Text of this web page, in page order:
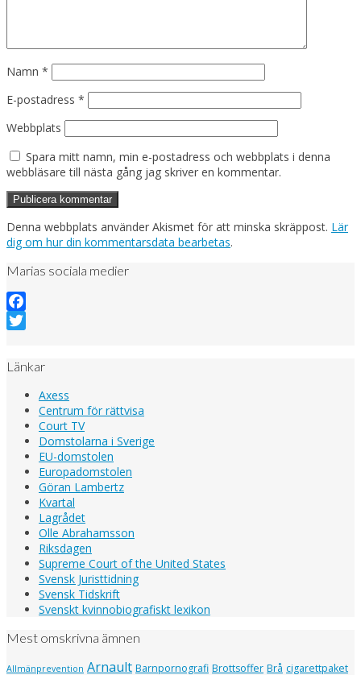
Namn *
E-postadress *
Webbplats
Spara mitt namn, min e-postadress och webbplats i denna
webbläsare till nästa gång jag skriver en kommentar.
Denna webbplats använder Akismet för att minska skräppost. Lär
dig om hur din kommentarsdata bearbetas.
Marias sociala medier
Facebook
Länkar
Axess
Centrum för rättvisa
Court TV
Domstolarna i Sverige
EU-domstolen
Europadomstolen
Göran Lambertz
Kvartal
Lagrådet
Olle Abrahamsson
Riksdagen
Supreme Court of the United States
Svensk Juristtidning
Svensk Tidskrift
Svenskt kvinnobiografiskt lexikon
Mest omskrivna ämnen
Allmänprevention Arnault Barnpornografi Brottsoffer Brå cigarettpaket